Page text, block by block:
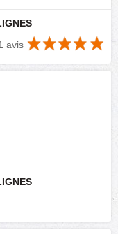
avis